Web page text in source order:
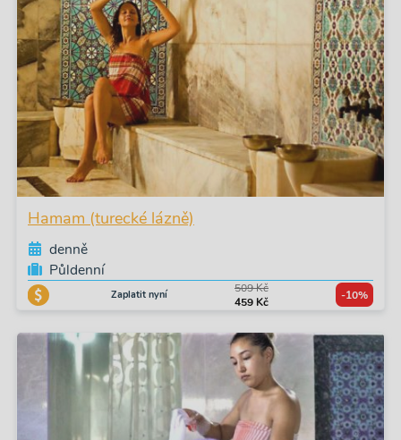
Hamam (turecké lázně)
denně
Půldenní
Zaplatit nyní
509 Kč
459 Kč
-10%